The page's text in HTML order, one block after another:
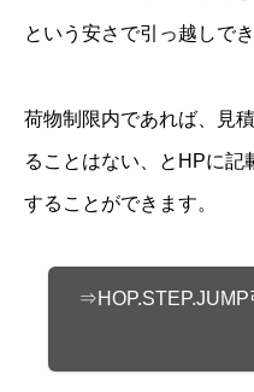
という安さで引っ越しでき
荷物制限内であれば、見
ることはない、とHPに記
することができます。